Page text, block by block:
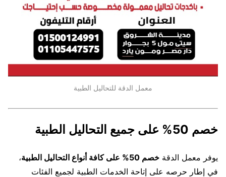
معمل الدقة للتحاليل الطبية
خصم 50% على جميع التحاليل الطبية
يوفر معمل الدقة خصم 50% على كافة أنواع التحاليل الطبية
،
في إطار حرصه على إتاحة الخدمات الطبية لجميع الفئات